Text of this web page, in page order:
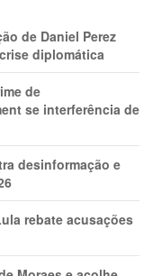
de Daniel Perez
diplomática
de
se interferência de
desinformação e
rebate acusações